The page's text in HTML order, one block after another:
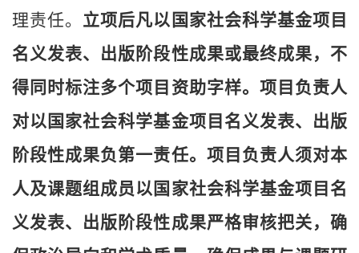
理责任。 立项后凡以国家社会科学基金项目
名义发表、出版阶段性成果或最终成果，不
得同时标注多个项目资助字样。项目负责人
对以国家社会科学基金项目名义发表、出版
阶段性成果负第一责任。项目负责人须对本
人及课题组成员以国家社会科学基金项目名
义发表、出版阶段性成果严格审核把关，确